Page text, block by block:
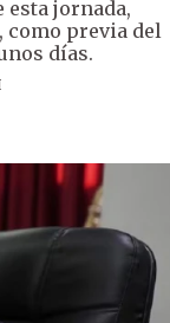
jornada,
como previa del
días.